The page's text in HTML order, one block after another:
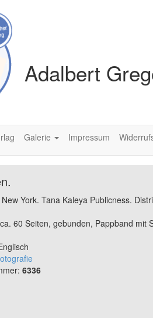
Adalbert
Galerie Impressum
York. Tana Kaleya Publicness.
60 Seiten, gebunden, Pappband
6336